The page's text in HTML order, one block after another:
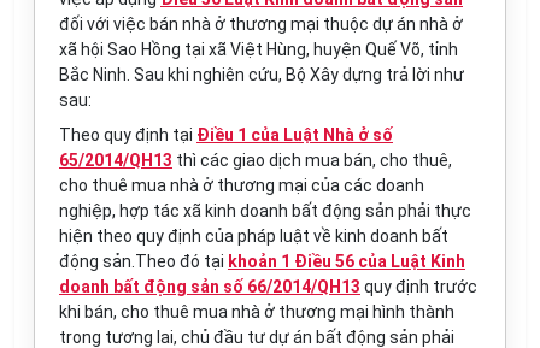
đối với việc bán nhà ở thương mại thuộc dự án nhà ở
xã hội Sao Hồng tại xã Việt Hùng, huyện Quế Võ, tỉnh
Bắc Ninh. Sau khi nghiên cứu, Bộ Xây dựng trả lời như
sau:
Theo quy định tại Điều 1 của Luật Nhà ở số
65/2014/QH13 thì các giao dịch mua bán, cho thuê,
cho thuê mua nhà ở thương mại của các doanh
nghiệp, hợp tác xã kinh doanh bất động sản phải thực
hiện theo quy định của pháp luật về kinh doanh bất
động sản.Theo đó tại khoản 1 Điều 56 của Luật Kinh
doanh bất động sản số 66/2014/QH13 quy định trước
khi bán, cho thuê mua nhà ở thương mại hình thành
trong tương lai, chủ đầu tư dự án bất động sản phải